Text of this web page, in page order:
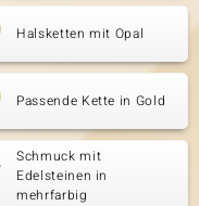
Halsketten mit Opal
Passende Kette in Gold
Schmuck mit
Edelsteinen in
mehrfarbig